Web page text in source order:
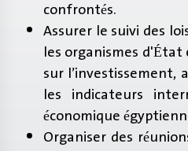
confrontés.
Assurer le suivi des
les organismes
sur l’investissement,
les indicateurs
économique
Organiser des